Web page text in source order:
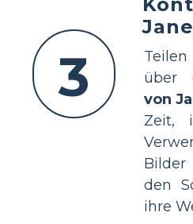
3
über
von
Zeit,
den
ihre